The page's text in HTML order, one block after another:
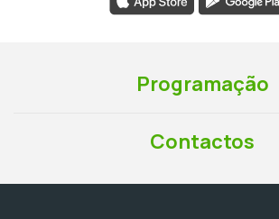
Programação
Contactos